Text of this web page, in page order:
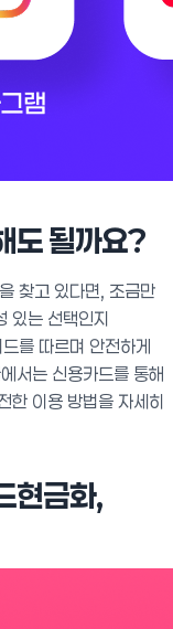
도 될까요?
찾고 있다면, 조금만
있는 선택인지
를 따르며 안전하게
서는 신용카드를 통해
한 이용 방법을 자세히
현금화,